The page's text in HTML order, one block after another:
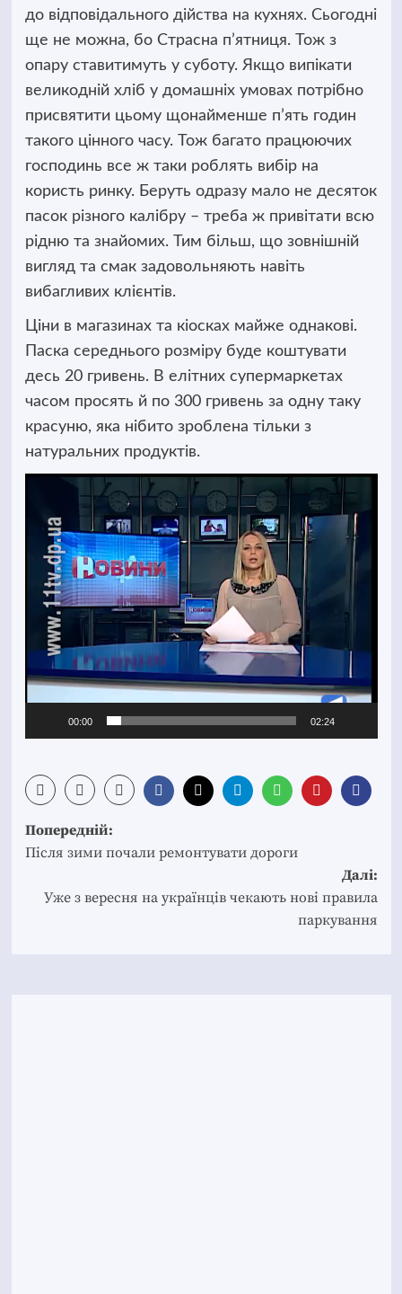
до відповідального дійства на кухнях. Сьогодні
ще не можна, бо Страсна п’ятниця. Тож з
опару ставитимуть у суботу. Якщо випікати
великодній хліб у домашніх умовах потрібно
присвятити цьому щонайменше п’ять годин
такого цінного часу. Тож багато працюючих
господинь все ж таки роблять вибір на
користь ринку. Беруть одразу мало не десяток
пасок різного калібру – треба ж привітати всю
рідню та знайомих. Тим більш, що зовнішній
вигляд та смак задовольняють навіть
вибагливих клієнтів.
Ціни в магазинах та кіосках майже однакові.
Паска середнього розміру буде коштувати
десь 20 гривень. В елітних супермаркетах
часом просять й по 300 гривень за одну таку
красуню, яка нібито зроблена тільки з
натуральних продуктів.
Відеопрогравач
00:00 02:24
Post
navigation
Попередній:
Після зими почали ремонтувати дороги
Далі:
Уже з вересня на українців чекають нові правила
паркування